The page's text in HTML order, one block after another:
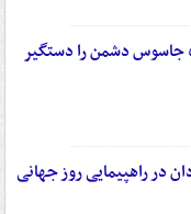
فیلم/ سردار رادان: ۵۰۰ جاسوس دشمن را دستگیر
در راهپیمایی روز جهانی